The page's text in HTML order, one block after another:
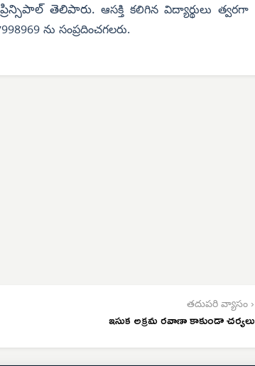
తెలిపారు.ఆసక్తి కలిగిన విద్యార్థులు త్వరగా
ను సంప్రదించగలరు.
తదుపరి వ్యాసం ›
ఇసుక అక్రమ రవాణా కాకుండా చర్యలు